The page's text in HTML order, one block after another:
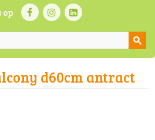
op
d60cm antract